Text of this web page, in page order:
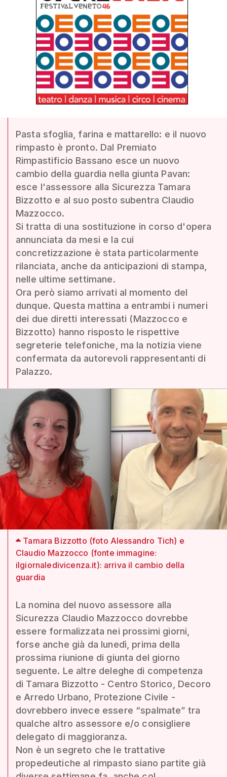
Pasta sfoglia, farina e mattarello: e il nuovo
rimpasto è pronto. Dal Premiato
Rimpastificio Bassano esce un nuovo
cambio della guardia nella giunta Pavan:
esce l'assessore alla Sicurezza Tamara
Bizzotto e al suo posto subentra Claudio
Mazzocco.
Si tratta di una sostituzione in corso d'opera
annunciata da mesi e la cui
concretizzazione è stata particolarmente
rilanciata, anche da anticipazioni di stampa,
nelle ultime settimane.
Ora però siamo arrivati al momento del
dunque. Questa mattina a entrambi i numeri
dei due diretti interessati (Mazzocco e
Bizzotto) hanno risposto le rispettive
segreterie telefoniche, ma la notizia viene
confermata da autorevoli rappresentanti di
Palazzo.
Tamara Bizzotto (foto Alessandro Tich) e
Claudio Mazzocco (fonte immagine:
ilgiornaledivicenza.it): arriva il cambio della
guardia
La nomina del nuovo assessore alla
Sicurezza Claudio Mazzocco dovrebbe
essere formalizzata nei prossimi giorni,
forse anche già da lunedì, prima della
prossima riunione di giunta del giorno
seguente. Le altre deleghe di competenza
di Tamara Bizzotto - Centro Storico, Decoro
e Arredo Urbano, Protezione Civile -
dovrebbero invece essere “spalmate” tra
qualche altro assessore e/o consigliere
delegato di maggioranza.
Non è un segreto che le trattative
propedeutiche al rimpasto siano partite già